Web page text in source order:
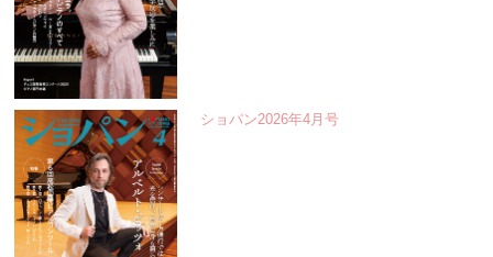
ショパン2026年4月号